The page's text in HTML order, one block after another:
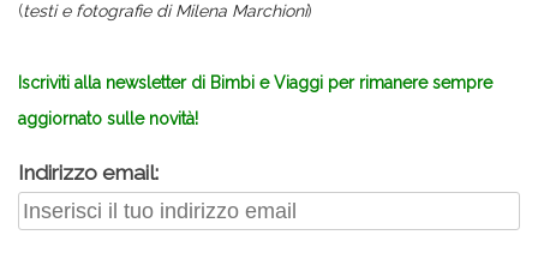
(testi e fotografie di Milena Marchioni)
Iscriviti alla newsletter di Bimbi e Viaggi per rimanere sempre
aggiornato sulle novità!
Indirizzo email: